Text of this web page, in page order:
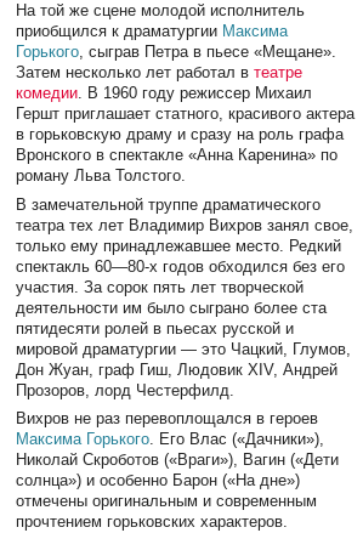
На той же сцене молодой исполнитель
приобщился к драматургии Максима
Горького, сыграв Петра в пьесе «Мещане».
Затем несколько лет работал втеатре
комедии. В 1960 году режиссер Михаил
Гершт приглашает статного, красивого актера
в горьковскую драму и сразу на роль графа
Вронского в спектакле «Анна Каренина» по
роману Льва Толстого.
В замечательной труппе драматического
театра тех лет Владимир Вихров занял свое,
только ему принадлежавшее место. Редкий
спектакль 60—80-х годов обходился без его
участия. За сорок пять лет творческой
деятельности им было сыграно более ста
пятидесяти ролей в пьесах русской и
мировой драматургии — это Чацкий, Глумов,
Дон Жуан, граф Гиш, Людовик XIV, Андрей
Прозоров, лорд Честерфилд.
Вихров не раз перевоплощался в героев
Максима Горького. Его Влас («Дачники»),
Николай Скроботов («Враги»), Вагин («Дети
солнца») и особенно Барон («На дне»)
отмечены оригинальным и современным
прочтением горьковских характеров.